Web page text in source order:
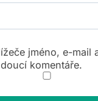
jméno, e-mail
komentáře.